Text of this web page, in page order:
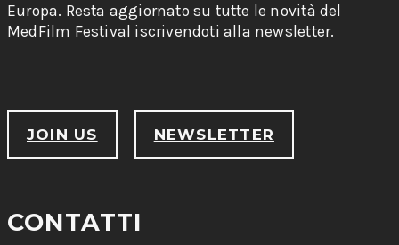
Europa. Resta aggiornato su tutte le novità del
MedFilm Festival iscrivendoti alla newsletter.
JOIN US NEWSLETTER
CONTATTI